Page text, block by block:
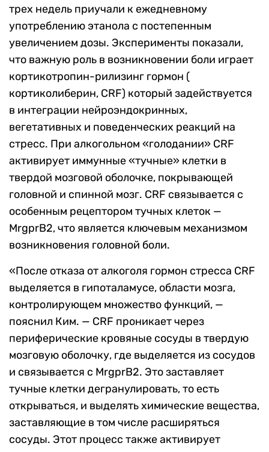
трех недель приучали к ежедневному
употреблению этанола с постепенным
увеличением дозы. Эксперименты показали,
что важную роль в возникновении боли играет
кортикотропин-рилизинг гормон (
кортиколиберин, CRF) который задействуется
в интеграции нейроэндокринных,
вегетативных и поведенческих реакций на
стресс. При алкогольном «голодании» CRF
активирует иммунные «тучные» клетки в
твердой мозговой оболочке, покрывающей
головной и спинной мозг. CRF связывается с
особенным рецептором тучных клеток —
MrgprB2, что является ключевым механизмом
возникновения головной боли.
«После отказа от алкоголя гормон стресса CRF
выделяется в гипоталамусе, области мозга,
контролирующем множество функций, —
пояснил Ким. — CRF проникает через
периферические кровяные сосуды в твердую
мозговую оболочку, где выделяется из сосудов
и связывается с MrgprB2. Это заставляет
тучные клетки дегранулировать, то есть
открываться, и выделять химические вещества,
заставляющие в том числе расширяться
сосуды. Этот процесс также активирует